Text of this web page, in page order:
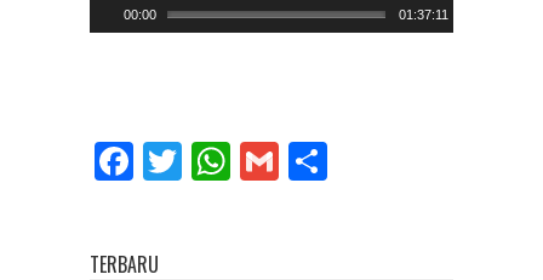
Audio00:00 01:37:11
Facebook
TwitterWhatsApp
Gmail
TERBARU